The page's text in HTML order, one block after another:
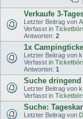
Verkaufe 3-
Letzter Beitrag von
Verfasst in
Antworten: 2
1x
Letzter Beitrag von
Verfasst in
Antworten: 1
Suche
Letzter Beitrag von
Verfasst in
Suche:
Letzter Beitrag von